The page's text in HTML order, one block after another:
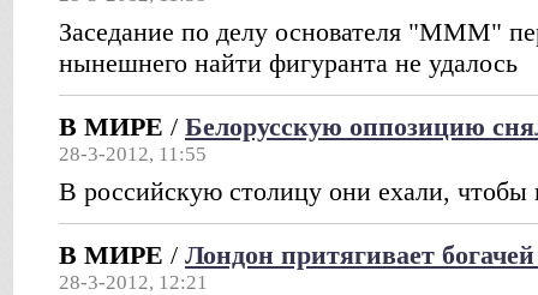
Заседание по делу основателя "МММ"
нынешнего найти фигуранта не удалось
В МИРЕ / Белорусскую оппозицию
28-3-2012, 11:55
В российскую столицу они ехали, чтобы
В МИРЕ / Лондон притягивает
28-3-2012, 12:21